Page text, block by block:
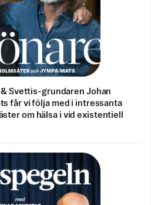
& Svettis-grundaren Johan
får vi följa med i intressanta
om hälsa i vid existentiell